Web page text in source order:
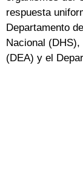
respuesta
Departamento
Nacional
(DEA) y el